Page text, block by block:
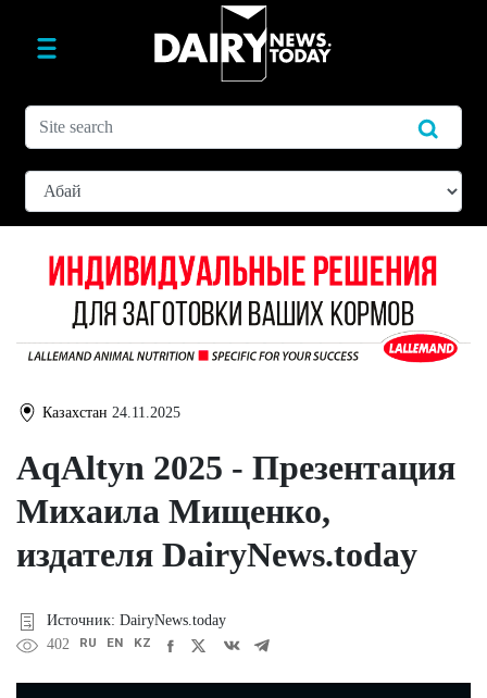
Казахстан 24.11.2025
AqAltyn 2025 - Презентация
Михаила Мищенко,
издателя DairyNews.today
Источник: DairyNews.today
402
RU EN KZ